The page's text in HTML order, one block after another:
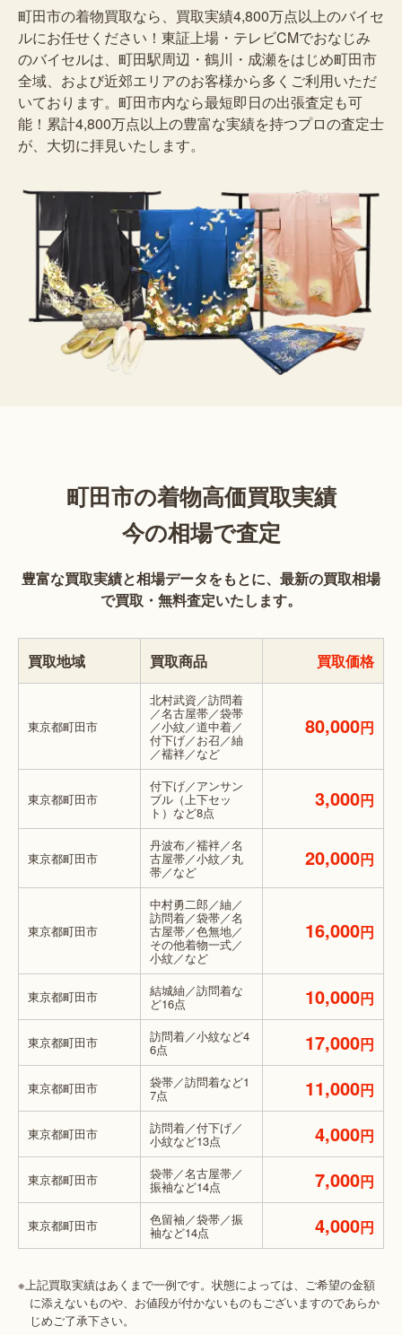
町田市の着物買取なら、買取実績4,800万点以上のバイセ
ルにお任せください！東証上場・テレビCMでおなじみ
のバイセルは、町田駅周辺・鶴川・成瀬をはじめ町田市
全域、および近郊エリアのお客様から多くご利用いただ
いております。町田市内なら最短即日の出張査定も可
能！累計4,800万点以上の豊富な実績を持つプロの査定士
が、大切に拝見いたします。
町田市の着物高価買取実績
今の相場で査定
豊富な買取実績と相場データをもとに、最新の買取相場
で買取・無料査定いたします。
買取地域 買取商品 買取価格
東京都町田市
北村武資／訪問着
／名古屋帯／袋帯
／小紋／道中着／
付下げ／お召／紬
／襦袢／など
80,000円
東京都町田市
付下げ／アンサン
ブル（上下セッ
ト）など8点
3,000円
東京都町田市
丹波布／襦袢／名
古屋帯／小紋／丸
帯／など
20,000円
東京都町田市
中村勇二郎／紬／
訪問着／袋帯／名
古屋帯／色無地／
その他着物一式／
小紋／など
16,000円
東京都町田市 結城紬／訪問着な
ど16点 10,000円
東京都町田市 訪問着／小紋など4
6点 17,000円
東京都町田市 袋帯／訪問着など1
7点 11,000円
東京都町田市 訪問着／付下げ／
小紋など13点 4,000円
東京都町田市 袋帯／名古屋帯／
振袖など14点 7,000円
東京都町田市 色留袖／袋帯／振
袖など14点 4,000円
※上記買取実績はあくまで一例です。状態によっては、ご希望の金額
に添えないものや、お値段が付かないものもございますのであらか
じめご了承下さい。